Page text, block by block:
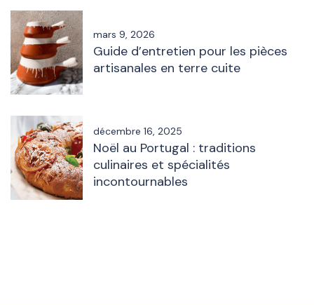
mars 9, 2026
Guide d’entretien pour les pièces
artisanales en terre cuite
décembre 16, 2025
Noël au Portugal : traditions
culinaires et spécialités
incontournables